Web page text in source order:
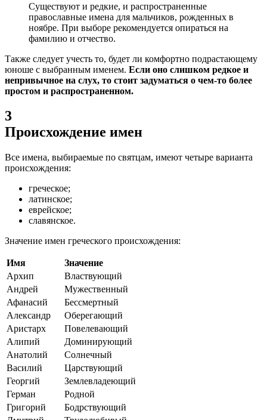
Существуют и редкие, и распространенные
православные имена для мальчиков, рожденных в
ноябре. При выборе рекомендуется опираться на
фамилию и отчество.
Также следует учесть то, будет ли комфортно подрастающему
юноше с выбранным именем. Если оно слишком редкое и
непривычное на слух, то стоит задуматься о чем-то более
простом и распространенном.
3
Происхождение имен
Все имена, выбираемые по святцам, имеют четыре варианта
происхождения:
греческое;
латинское;
еврейское;
славянское.
Значение имен греческого происхождения:
Имя
Значение
Архип
Властвующий
Андрей
Мужественный
Афанасий
Бессмертный
Александр
Оберегающий
Аристарх
Повелевающий
Алипий
Доминирующий
Анатолий
Солнечный
Василий
Царствующий
Георгий
Землевладеющий
Герман
Родной
Григорий
Бодрствующий